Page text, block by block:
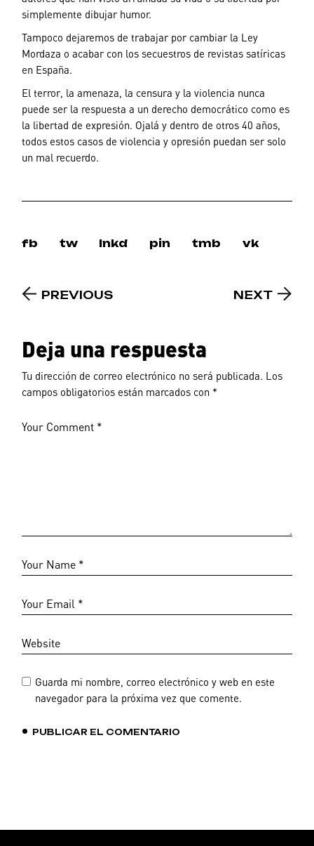
simplemente dibujar humor.
Tampoco dejaremos de trabajar por cambiar la Ley
Mordaza o acabar con los secuestros de revistas satíricas
en España.
El terror, la amenaza, la censura y la violencia nunca
puede ser la respuesta a un derecho democrático como es
la libertad de expresión. Ojalá y dentro de otros 40 años,
todos estos casos de violencia y opresión puedan ser solo
un mal recuerdo.
fb tw lnkd pin tmb vk
PREVIOUS NEXT
Deja una respuesta
Tu dirección de correo electrónico no será publicada. Los
campos obligatorios están marcados con *
Guarda mi nombre, correo electrónico y web en este
navegador para la próxima vez que comente.
PUBLICAR EL COMENTARIO